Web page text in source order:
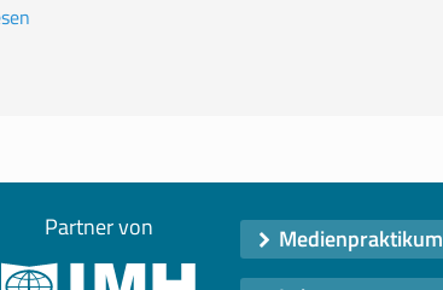
Partner von
Medienpraktikum